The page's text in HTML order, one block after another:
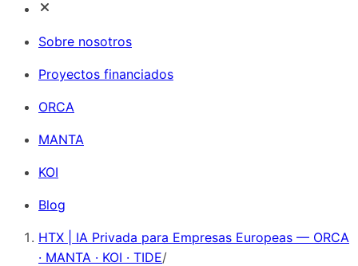
Sobre nosotros
Proyectos financiados
ORCA
MANTA
KOI
Blog
HTX | IA Privada para Empresas Europeas — ORCA
· MANTA · KOI · TIDE/